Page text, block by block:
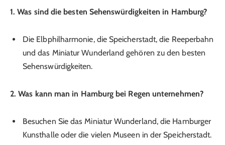
1. Was sind die besten Sehenswürdigkeiten in Hamburg?
Die Elbphilharmonie, die Speicherstadt, die Reeperbahn
und das Miniatur Wunderland gehören zu den besten
Sehenswürdigkeiten.
2. Was kann man in Hamburg bei Regen unternehmen?
Besuchen Sie das Miniatur Wunderland, die Hamburger
Kunsthalle oder die vielen Museen in der Speicherstadt.